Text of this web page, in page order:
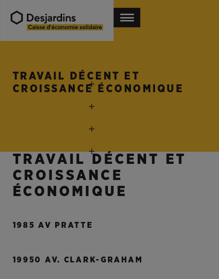
TRAVAIL DÉCENT ET
CROISSANCE ÉCONOMIQUE
TRAVAIL DÉCENT ET
CROISSANCE
ÉCONOMIQUE
1985 AV PRATTE
19950 AV. CLARK-GRAHAM